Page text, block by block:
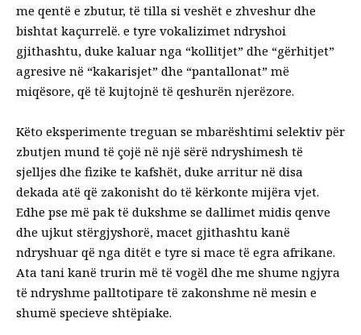
me qentë e zbutur, të tilla si veshët e zhveshur dhe
bishtat kaçurrelë. e tyre vokalizimet ndryshoi
gjithashtu, duke kaluar nga “kollitjet” dhe “gërhitjet”
agresive në “kakarisjet” dhe “pantallonat” më
miqësore, që të kujtojnë të qeshurën njerëzore.
Këto eksperimente treguan se mbarështimi selektiv për
zbutjen mund të çojë në një sërë ndryshimesh të
sjelljes dhe fizike te kafshët, duke arritur në disa
dekada atë që zakonisht do të kërkonte mijëra vjet.
Edhe pse më pak të dukshme se dallimet midis qenve
dhe ujkut stërgjyshorë, macet gjithashtu kanë
ndryshuar që nga ditët e tyre si mace të egra afrikane.
Ata tani kanë trurin më të vogël dhe me shume ngjyra
të ndryshme palltotipare të zakonshme në mesin e
shumë specieve shtëpiake.